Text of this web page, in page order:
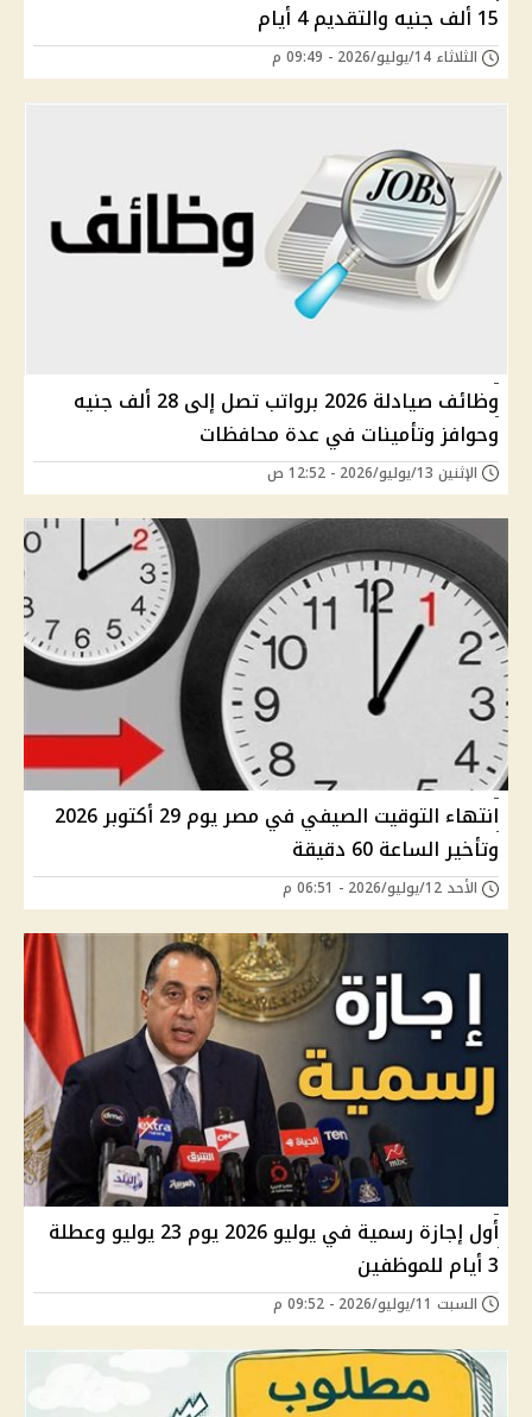
15 ألف جنيه والتقديم 4 أيام
الثلاثاء 14/يوليو/2026 - 09:49 م
وظائف صيادلة 2026 برواتب تصل إلى 28 ألف جنيه
وحوافز وتأمينات في عدة محافظات
الإثنين 13/يوليو/2026 - 12:52 ص
انتهاء التوقيت الصيفي في مصر يوم 29 أكتوبر 2026
وتأخير الساعة 60 دقيقة
الأحد 12/يوليو/2026 - 06:51 م
أول إجازة رسمية في يوليو 2026 يوم 23 يوليو وعطلة
3 أيام للموظفين
السبت 11/يوليو/2026 - 09:52 م